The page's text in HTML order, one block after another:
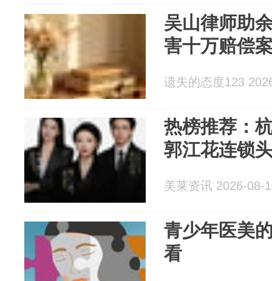
吴山律师助
害十万赔偿
遗失的态度123
热榜推荐：
郭江花连锁
美莱资讯 2026-08-
青少年医美
看